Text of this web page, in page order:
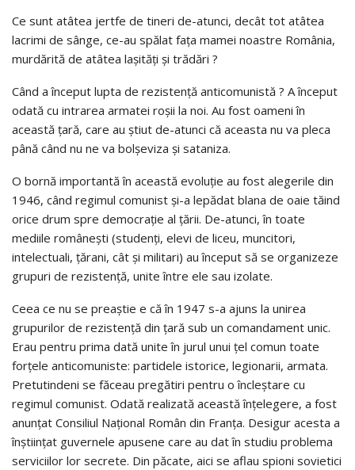
Ce sunt atâtea jertfe de tineri de-atunci, decât tot atâtea
lacrimi de sânge, ce-au spălat faţa mamei noastre România,
murdărită de atâtea laşităţi şi trădări ?
Când a început lupta de rezistenţă anticomunistă ? A început
odată cu intrarea armatei roşii la noi. Au fost oameni în
această ţară, care au ştiut de-atunci că aceasta nu va pleca
până când nu ne va bolşeviza şi sataniza.
O bornă importantă în această evoluţie au fost alegerile din
1946, când regimul comunist şi-a lepădat blana de oaie tăind
orice drum spre democraţie al ţării. De-atunci, în toate
mediile româneşti (studenţi, elevi de liceu, muncitori,
intelectuali, ţărani, cât şi militari) au început să se organizeze
grupuri de rezistenţă, unite între ele sau izolate.
Ceea ce nu se preaştie e că în 1947 s-a ajuns la unirea
grupurilor de rezistenţă din ţară sub un comandament unic.
Erau pentru prima dată unite în jurul unui ţel comun toate
forţele anticomuniste: partidele istorice, legionarii, armata.
Pretutindeni se făceau pregătiri pentru o încleştare cu
regimul comunist. Odată realizată această înţelegere, a fost
anunţat Consiliul Naţional Român din Franţa. Desigur acesta a
înştiinţat guvernele apusene care au dat în studiu problema
serviciilor lor secrete. Din păcate, aici se aflau spioni sovietici